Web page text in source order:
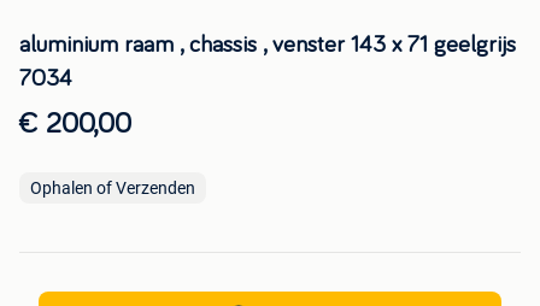
aluminium raam , chassis , venster 143 x 71 geelgrijs
7034
€ 200,00
Ophalen of Verzenden